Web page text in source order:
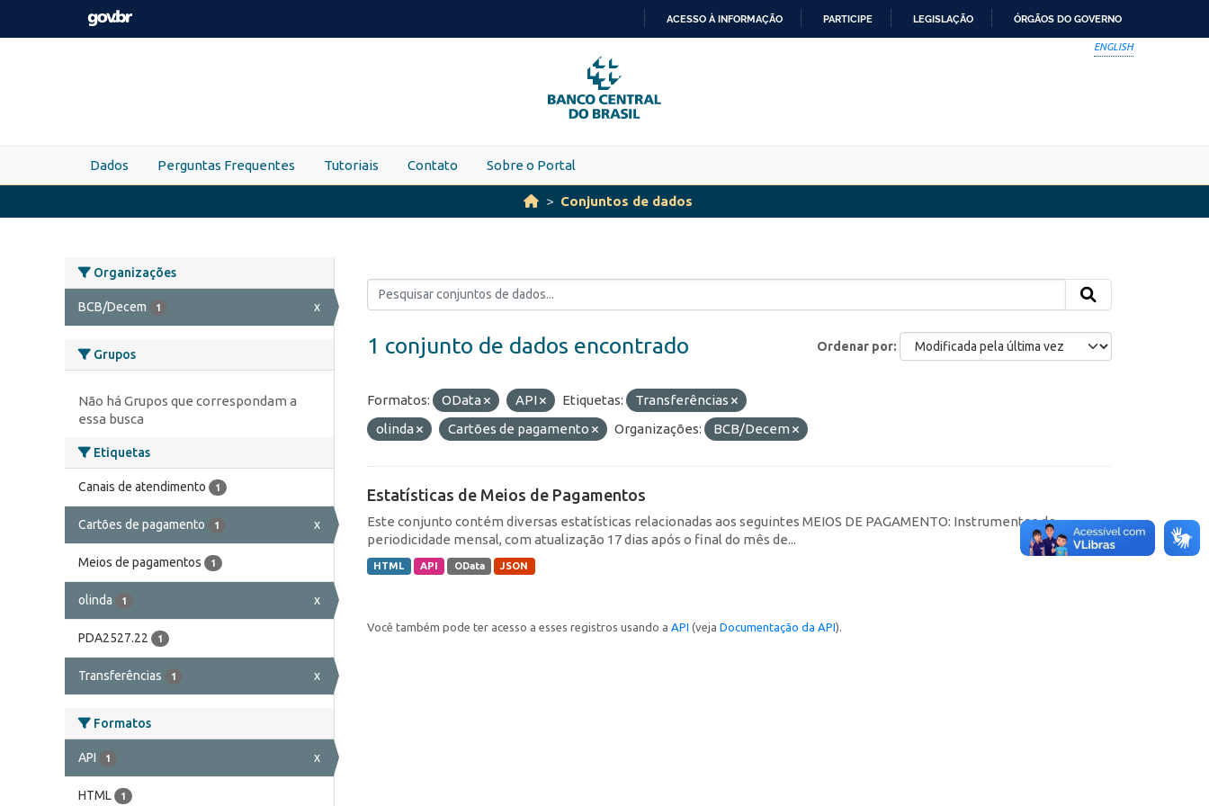
Skip to main content
PARA
O
CONTEÚDO
ACESSO À INFORMAÇÃO PARTICIPE LEGISLAÇÃO ÓRGÃOS DO GOVERNO
ENGLISH
Dados Perguntas Frequentes Tutoriais Contato Sobre o Portal
Conjuntos de dados
Organizações
BCB/Decem 1 x
Grupos
Não há Grupos que correspondam a
essa busca
Etiquetas
Canais de atendimento 1
Cartões de pagamento 1 x
Meios de pagamentos 1
olinda 1 x
PDA2527.22 1
Transferências 1 x
Formatos
API 1 x
HTML 1
Ordenar por
1 conjunto de dados encontrado
Formatos: OData API Etiquetas:
Transferências
olinda
Cartões de pagamento Organizações: BCB/Decem
Estatísticas de Meios de Pagamentos
Este conjunto contém diversas estatísticas relacionadas aos seguintes MEIOS DE PAGAMENTO: Instrumentos de
periodicidade mensal, com atualização 17 dias após o final do mês de...
HTML API OData JSON
Você também pode ter acesso a esses registros usando a API (veja Documentação da API).